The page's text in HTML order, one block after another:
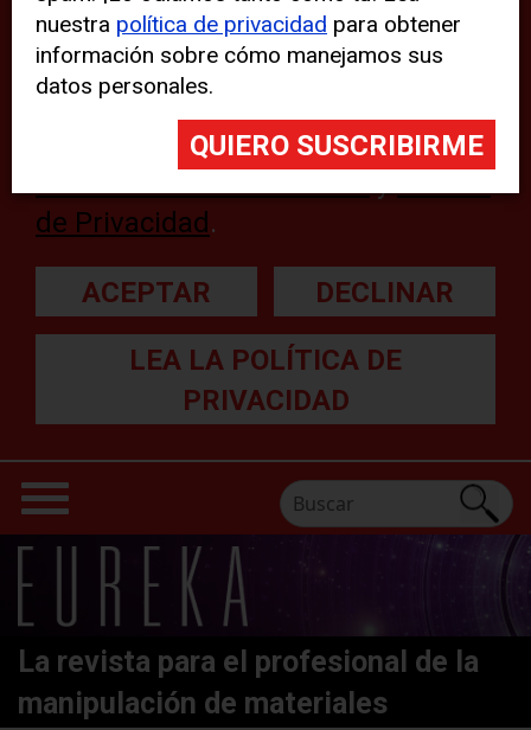
web, aunque pueden aparecer
problemas técnicos con el sitio
web. Para obtener más
información, lea nuestra
de Privacidad .
ACEPTAR DECLINAR
LEA LA POLÍTICA DE
PRIVACIDAD
La revista para el profesional de la
manipulación de materiales
nuestra política de privacidad para obtener
información sobre cómo manejamos sus
datos personales.